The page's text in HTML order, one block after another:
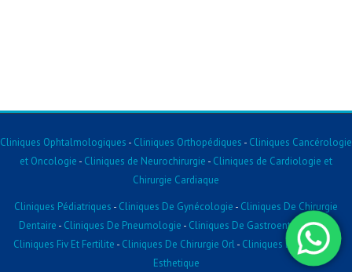
Cliniques Ophtalmologiques - Cliniques Orthopédiques - Cliniques Cancérologie
et Oncologie - Cliniques de Neurochirurgie - Cliniques de Cardiologie et
Chirurgie Cardiaque
Cliniques Pédiatriques - Cliniques De Gynécologie - Cliniques De Chirurgie
Dentaire - Cliniques De Pneumologie - Cliniques De Gastroentérologie
Cliniques Fiv Et Fertilite - Cliniques De Chirurgie Orl- Cliniques De Chirurgie
Esthetique